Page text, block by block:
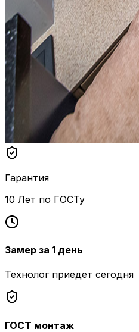
Гарантия
10 Лет по ГОСТу
Замер за 1 день
Технолог приедет сегодня
ГОСТ монтаж